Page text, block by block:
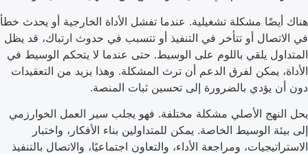
هناك أيضًا مشكلة تشغيلية. عندما تفشل الأداة الخارجية أو يحدث خطأ
في الاتصال أو تتأخر في التنفيذ أو تتسبب في حدوث ارتباك، قد يظل
المتداول يلقي باللوم على الوسيط. حتى عندما لا يتحكم الوسيط في
الأداة، يمكن لفرق الدعم أن ترث المشكلة. وهذا يزيد من التعقيدات
دون أن يؤدي بالضرورة إلى تحسين ثبات المنصة.
يحل النهج الأصلي مشكلة مختلفة. فهو يجلب سير العمل الخوارزمي
إلى بيئة الوسيط الخاصة. يمكن للمتداولين بناء الأفكار، واختبار
الاستراتيجيات، ومراجعة الأداء، والتعاون اجتماعيًا، والاتصال بالتنفيذ